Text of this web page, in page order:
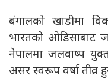
बंगालको खाडीमा
भारतको ओडिसाबाट
नेपालमा जलवाष्प
असर स्वरूप वर्षा तीव्र